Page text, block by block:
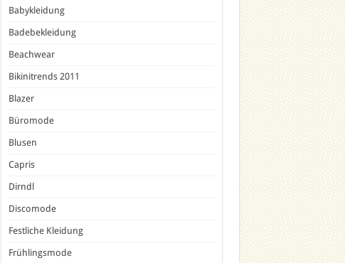
Babykleidung
Badebekleidung
Beachwear
Bikinitrends 2011
Blazer
Büromode
Blusen
Capris
Dirndl
Discomode
Festliche Kleidung
Frühlingsmode